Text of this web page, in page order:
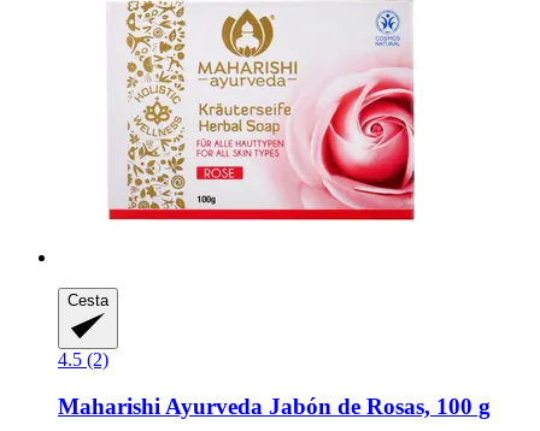
Cesta
4.5 (2)
Maharishi Ayurveda Jabón de Rosas, 100 g